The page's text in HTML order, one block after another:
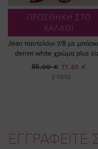
ΠΡΟΣΘΗΚΗ ΣΤΟ
ΚΑΛΑΘΙ
Jean παντελόνι 7/8 με
denim white χρώμα plus
(-10%)
Ειδική
Τιμή
77,40 €
86,00 €
ΕΓΓΡΑΦΕΙΤΕ